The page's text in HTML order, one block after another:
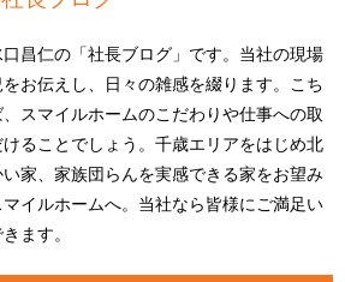
昌仁の「社長ブログ」です。当社の現場
お伝えし、日々の雑感を綴ります。こち
スマイルホームのこだわりや仕事への取
ることでしょう。千歳エリアをはじめ北
家、家族団らんを実感できる家をお望み
イルホームへ。当社なら皆様にご満足い
ます。